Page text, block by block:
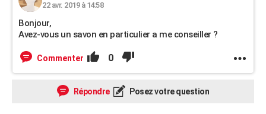
22 avr. 2019 à 14:58
Bonjour,
Avez-vous un savon en particulier a me conseiller ?
Commenter 0
Répondre Posez votre question